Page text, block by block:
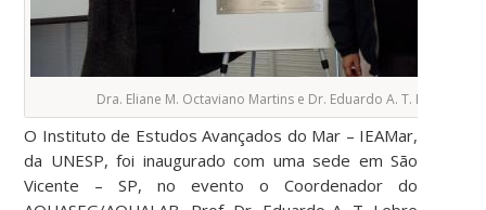
Dra. Eliane M. Octaviano Martins e Dr. Eduardo A. T. Lebre
O Instituto de Estudos Avançados do Mar – IEAMar,
da UNESP, foi inaugurado com uma sede em São
Vicente – SP, no evento o Coordenador do